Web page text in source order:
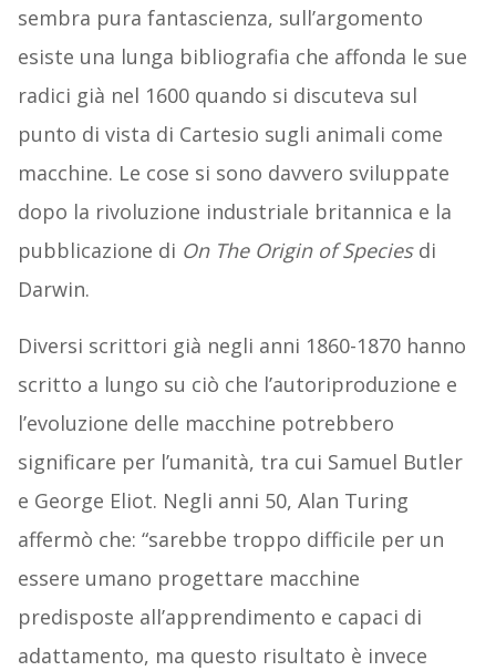
sembra pura fantascienza, sull’argomento
esiste una lunga bibliografia che affonda le sue
radici già nel 1600 quando si discuteva sul
punto di vista di Cartesio sugli animali come
macchine. Le cose si sono davvero sviluppate
dopo la rivoluzione industriale britannica e la
pubblicazione di On The Origin of Speciesdi
Darwin.
Diversi scrittori già negli anni 1860-1870 hanno
scritto a lungo su ciò che l’autoriproduzione e
l’evoluzione delle macchine potrebbero
significare per l’umanità, tra cui Samuel Butler
e George Eliot. Negli anni 50, Alan Turing
affermò che: “sarebbe troppo difficile per un
essere umano progettare macchine
predisposte all’apprendimento e capaci di
adattamento, ma questo risultato è invece